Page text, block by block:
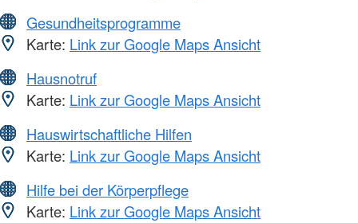
Gesundheitsprogramme
Karte: Link zur Google Maps Ansicht
Hausnotruf
Karte: Link zur Google Maps Ansicht
Hauswirtschaftliche Hilfen
Karte: Link zur Google Maps Ansicht
Hilfe bei der Körperpflege
Karte: Link zur Google Maps Ansicht